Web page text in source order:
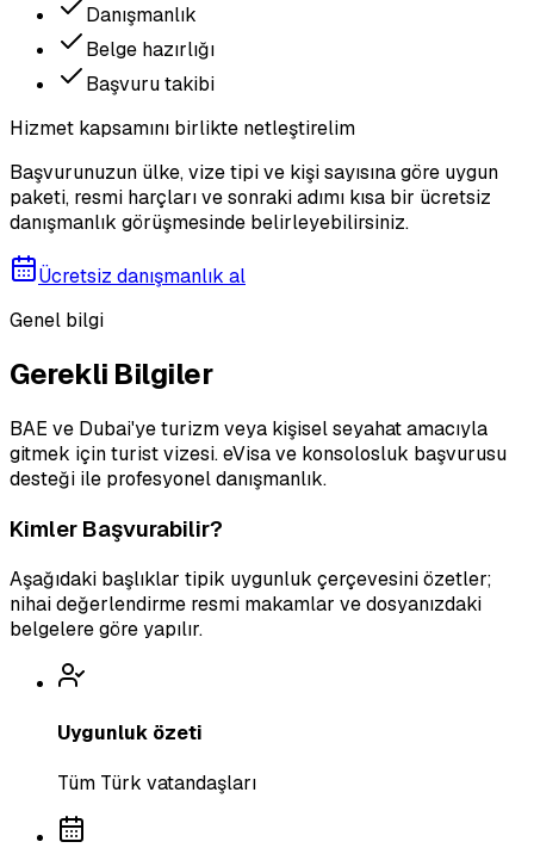
Danışmanlık
Belge hazırlığı
Başvuru takibi
Hizmet kapsamını birlikte netleştirelim
Başvurunuzun ülke, vize tipi ve kişi sayısına göre uygun
paketi, resmi harçları ve sonraki adımı kısa bir ücretsiz
danışmanlık görüşmesinde belirleyebilirsiniz.
Ücretsiz danışmanlık al
Genel bilgi
Gerekli Bilgiler
BAE ve Dubai'ye turizm veya kişisel seyahat amacıyla
gitmek için turist vizesi. eVisa ve konsolosluk başvurusu
desteği ile profesyonel danışmanlık.
Kimler Başvurabilir?
Aşağıdaki başlıklar tipik uygunluk çerçevesini özetler;
nihai değerlendirme resmi makamlar ve dosyanızdaki
belgelere göre yapılır.
Uygunluk özeti
Tüm Türk vatandaşları